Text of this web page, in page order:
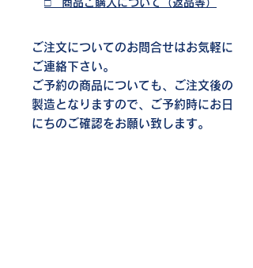
□ 商品ご購入について（返品等）
​ご注文についてのお問合せはお気軽に
ご連絡下さい。
​ご予約の商品についても、ご注文後の
製造となりますので、ご予約時にお日
にちのご確認をお願い致します。